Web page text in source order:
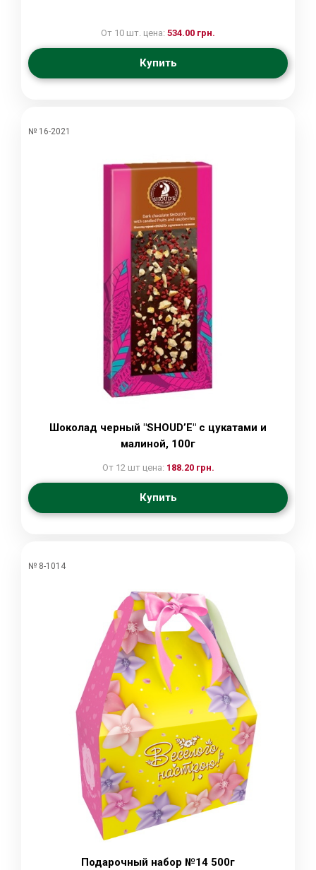
От 10 шт. цена: 534.00 грн.
Купить
№ 16-2021
Шоколад черный "SHOUD’E" с цукатами и
малиной, 100г
От 12 шт цена: 188.20 грн.
Купить
№ 8-1014
Подарочный набор №14 500г